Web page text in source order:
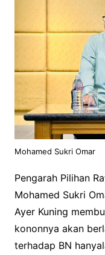
Mohamed Sukri Omar
Pengarah Pilihan
Mohamed Sukri
Ayer Kuning
kononnya akan
terhadap BN